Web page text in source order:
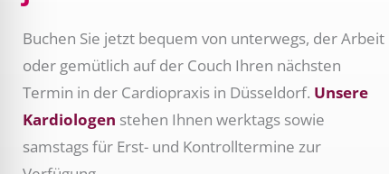
Buchen Sie jetzt bequem von unterwegs, der Arbeit
oder gemütlich auf der Couch Ihren nächsten
Termin in der Cardiopraxis in Düsseldorf. Unsere
Kardiologen stehen Ihnen werktags sowie
samstags für Erst- und Kontrolltermine zur